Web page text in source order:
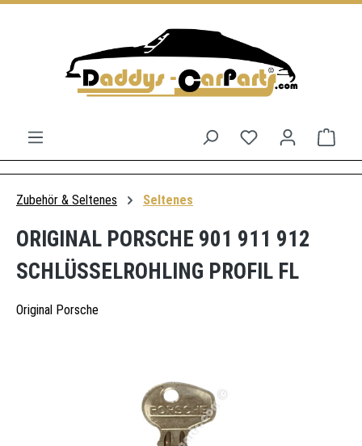
Du hast 0
Zubehör & Seltenes Seltenes
ORIGINAL PORSCHE 901 911 912
SCHLÜSSELROHLING PROFIL FL
Original Porsche